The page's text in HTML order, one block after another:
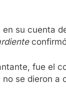
su cuenta
fue el
se dieron a